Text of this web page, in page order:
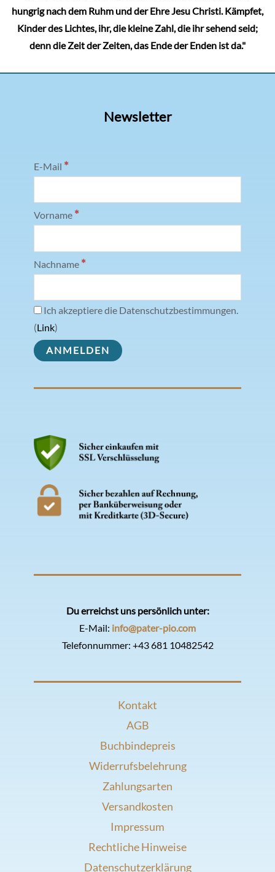
hungrig nach dem Ruhm und der Ehre Jesu Christi. Kämpfet,
Kinder des Lichtes, ihr, die kleine Zahl, die ihr sehend seid;
denn die Zeit der Zeiten, das Ende der Enden ist da."
Newsletter
E-Mail *
Vorname *
Nachname *
Ich akzeptiere die Datenschutzbestimmungen.
(Link)
Du erreichst uns persönlich unter:
E-Mail: info@pater-pio.com
Telefonnummer: +43 681 10482542
Kontakt
AGB
Buchbindepreis
Widerrufsbelehrung
Zahlungsarten
Versandkosten
Impressum
Rechtliche Hinweise
Datenschutzerklärung